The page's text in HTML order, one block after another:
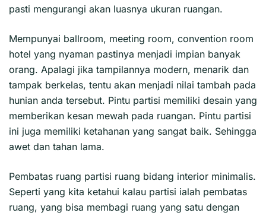
pasti mengurangi akan luasnya ukuran ruangan.
Mempunyai ballroom, meeting room, convention room
hotel yang nyaman pastinya menjadi impian banyak
orang. Apalagi jika tampilannya modern, menarik dan
tampak berkelas, tentu akan menjadi nilai tambah pada
hunian anda tersebut. Pintu partisi memiliki desain yang
memberikan kesan mewah pada ruangan. Pintu partisi
ini juga memiliki ketahanan yang sangat baik. Sehingga
awet dan tahan lama.
Pembatas ruang partisi ruang bidang interior minimalis.
Seperti yang kita ketahui kalau partisi ialah pembatas
ruang, yang bisa membagi ruang yang satu dengan